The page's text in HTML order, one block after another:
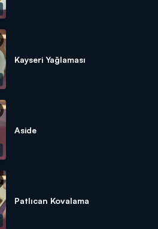
Kayseri Yağlaması
Aside
Patlıcan Kovalama